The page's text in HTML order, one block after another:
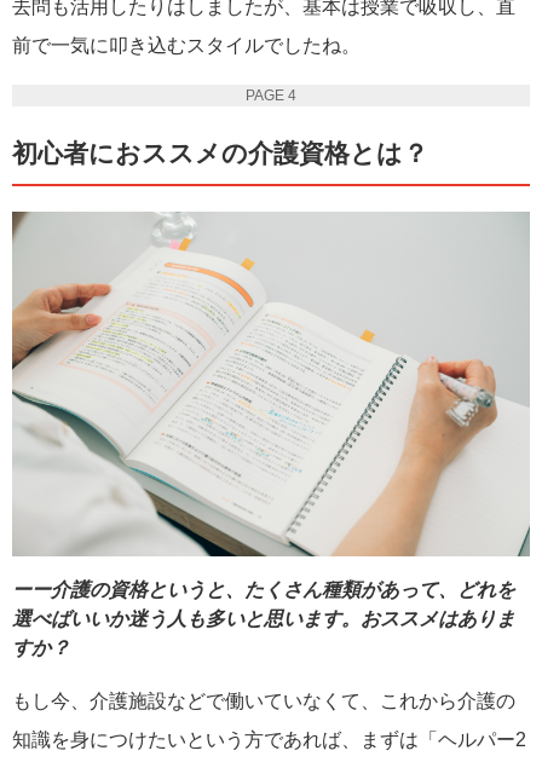
去問も活用したりはしましたが、基本は授業で吸収し、直
前で一気に叩き込むスタイルでしたね。
PAGE 4
初心者におススメの介護資格とは？
ーー介護の資格というと、たくさん種類があって、どれを
選べばいいか迷う人も多いと思います。おススメはありま
すか？
もし今、介護施設などで働いていなくて、これから介護の
知識を身につけたいという方であれば、まずは「ヘルパー2